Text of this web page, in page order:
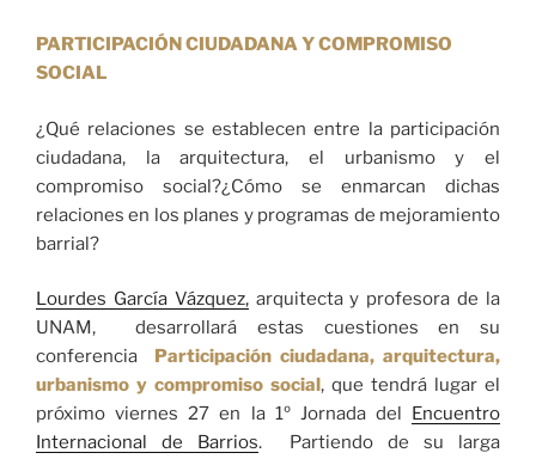
PARTICIPACIÓN CIUDADANA Y COMPROMISO
SOCIAL
¿Qué relaciones se establecen entre la participación
ciudadana, la arquitectura, el urbanismo y el
compromiso social?¿Cómo se enmarcan dichas
relaciones en los planes y programas de mejoramiento
barrial?
Lourdes García Vázquez,arquitecta y profesora de la
UNAM, desarrollará estas cuestiones en su
conferencia
Participación ciudadana, arquitectura,
urbanismo y compromiso social , que tendrá lugar el
próximo viernes 27 en la 1º Jornada del
Encuentro
Internacional de Barrios. Partiendo de su larga